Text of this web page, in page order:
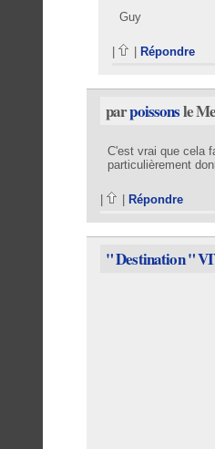
Guy
Répondre
parpoissonsle
C'est vrai que cela
particulièrement
Répondre
" Destination "